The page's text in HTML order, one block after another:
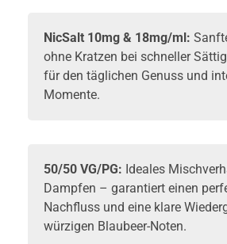
NicSalt 10mg & 18mg/ml:
ohne Kratzen bei schneller
für den täglichen Genuss und
Momente.
50/50 VG/PG: Ideales
Dampfen – garantiert einen
Nachfluss und eine klare
würzigen Blaubeer-Noten.